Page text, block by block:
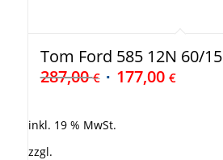
Tom Ford 585 12N 60/15
287,00€ 177,00 €
inkl. 19 % MwSt.
zzgl.